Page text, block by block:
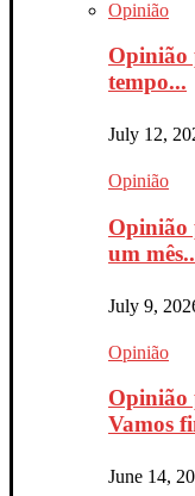
Opinião
Opinião
tempo...
July 12,
Opinião
Opinião
um
July 9,
Opinião
Opinião
Vamos
June 14,